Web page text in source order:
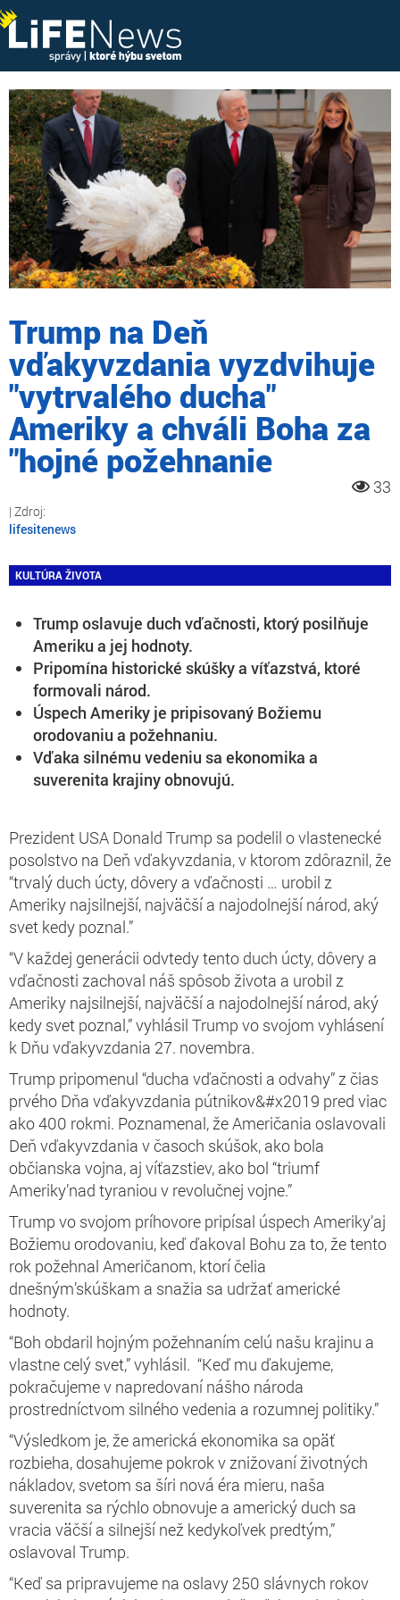
Trump na Deň
vďakyvzdania vyzdvihuje
"vytrvalého ducha"
Ameriky a chváli Boha za
"hojné požehnanie
33
lifesitenews
KULTÚRA ŽIVOTA
Trump oslavuje duch vďačnosti, ktorý posilňuje
Ameriku a jej hodnoty.
Pripomína historické skúšky a víťazstvá, ktoré
formovali národ.
Úspech Ameriky je pripisovaný Božiemu
orodovaniu a požehnaniu.
Vďaka silnému vedeniu sa ekonomika a
suverenita krajiny obnovujú.
Prezident USA Donald Trump sa podelil o vlastenecké
posolstvo na Deň vďakyvzdania, v ktorom zdôraznil, že
“trvalý duch úcty, dôvery a vďačnosti … urobil z
Ameriky najsilnejší, najväčší a najodolnejší národ, aký
svet kedy poznal.”
“V každej generácii odvtedy tento duch úcty, dôvery a
vďačnosti zachoval náš spôsob života a urobil z
Ameriky najsilnejší, najväčší a najodolnejší národ, aký
kedy svet poznal,” vyhlásil Trump vo svojom vyhlásení
k Dňu vďakyvzdania 27. novembra.
Trump pripomenul “ducha vďačnosti a odvahy” z čias
prvého Dňa vďakyvzdania pútnikov&#x2019 pred viac
ako 400 rokmi. Poznamenal, že Američania oslavovali
Deň vďakyvzdania v časoch skúšok, ako bola
občianska vojna, aj víťazstiev, ako bol “triumf
Ameriky’nad tyraniou v revolučnej vojne.”
Trump vo svojom príhovore pripísal úspech Ameriky’aj
Božiemu orodovaniu, keď ďakoval Bohu za to, že tento
rok požehnal Američanom, ktorí čelia
dnešným’skúškam a snažia sa udržať americké
hodnoty.
“Boh obdaril hojným požehnaním celú našu krajinu a
vlastne celý svet,” vyhlásil. “Keď mu ďakujeme,
pokračujeme v napredovaní nášho národa
prostredníctvom silného vedenia a rozumnej politiky.”
“Výsledkom je, že americká ekonomika sa opäť
rozbieha, dosahujeme pokrok v znižovaní životných
nákladov, svetom sa šíri nová éra mieru, naša
suverenita sa rýchlo obnovuje a americký duch sa
vracia väčší a silnejší než kedykoľvek predtým,”
oslavoval Trump.
“Keď sa pripravujeme na oslavy 250 slávnych rokov